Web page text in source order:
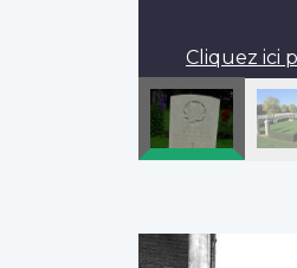
Cliquez ici